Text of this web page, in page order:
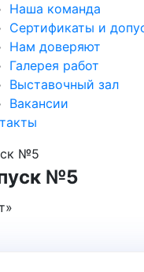
Наша команда
Сертификаты и
Нам доверяют
Галерея работ
Выставочный зал
Вакансии
№5
№5